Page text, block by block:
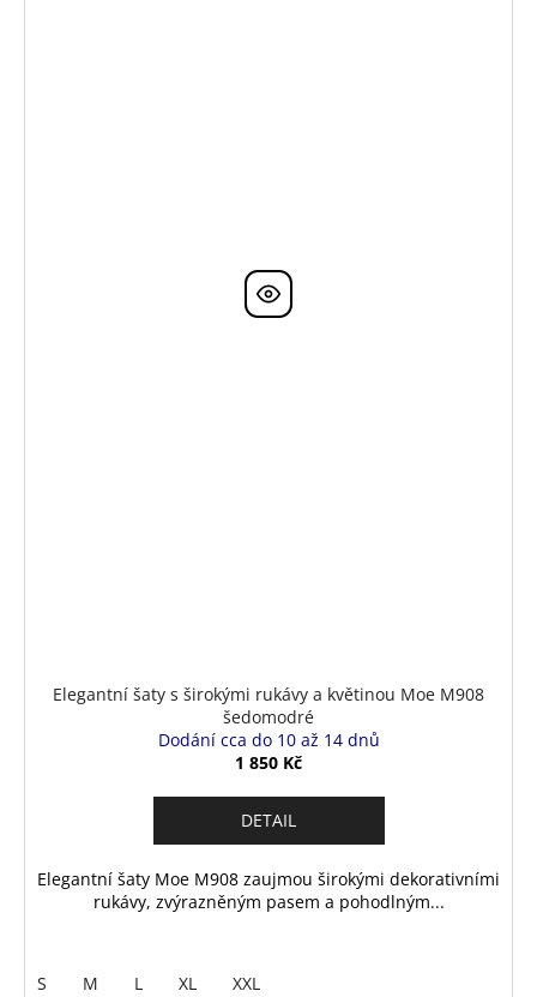
Elegantní šaty s širokými rukávy a květinou Moe M908
šedomodré
Dodání cca do 10 až 14 dnů
1 850 Kč
DETAIL
Elegantní šaty Moe M908 zaujmou širokými dekorativními
rukávy, zvýrazněným pasem a pohodlným...
S M L XL XXL